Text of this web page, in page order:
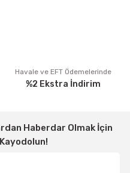
Havale ve EFT Ödemelerinde
%2 Ekstra İndirim
Haberdar Olmak İçin